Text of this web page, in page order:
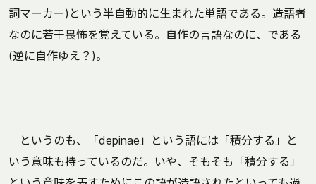
詞マーカー)という半自動的に生まれた単語である。造語者
なのに若干畏怖を覚えている。自作の言語なのに、である
(逆に自作ゆえ？)。
というのも、「depinae」という語には「積分する」と
いう意味も持っているのだ。いや、そもそも「積分する」